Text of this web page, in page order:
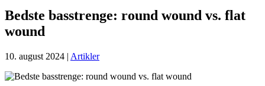
Bedste basstrenge: round wound vs. flat
wound
10. august 2024 | Artikler